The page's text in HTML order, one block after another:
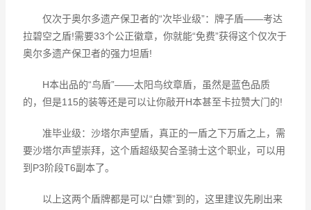
仅次于奥尔多遗产保卫者的“次毕业级”：牌子盾——考达
拉碧空之盾!需要33个公正徽章，你就能“免费”获得这个仅次于
奥尔多遗产保卫者的强力坦盾!
H本出品的“鸟盾”——太阳鸟纹章盾，虽然是蓝色品质
的，但是115的装等还是可以让你敲开H本甚至卡拉赞大门的!
准毕业级：沙塔尔声望盾，真正的一盾之下万盾之上，需
要沙塔尔声望崇拜，这个盾超级契合圣骑士这个职业，可以用
到P3阶段T6副本了。
以上这两个盾牌都是可以“白嫖”到的，这里建议先刷出来